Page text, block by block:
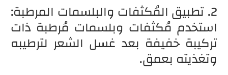
2. تطبيق المُكثفات والبلسمات المرطبة:
استخدم مُكثفات وبلسمات مُرطبة ذات
تركيبة خفيفة بعد غسل الشعر لترطيبه
وتغذيته بعمق.